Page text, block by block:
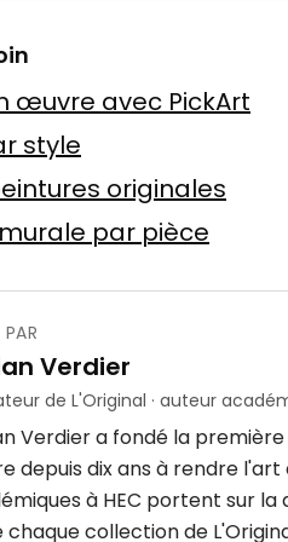
4 × 7 m
œuvre avec PickArt
style
originales
par pièce
Verdier
de L'Original · auteur
Verdier a fondé la
depuis dix ans à rendre l'art
à HEC portent sur
chaque collection de